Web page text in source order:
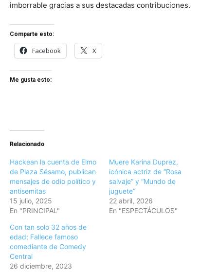
imborrable gracias a sus destacadas contribuciones.
Comparte esto:
Facebook X
Me gusta esto:
Relacionado
Hackean la cuenta de Elmo
de Plaza Sésamo, publican
mensajes de odio político y
antisemitas
15 julio, 2025
En "PRINCIPAL"
Muere Karina Duprez,
icónica actriz de “Rosa
salvaje” y “Mundo de
juguete”
22 abril, 2026
En "ESPECTÁCULOS"
Con tan solo 32 años de
edad; Fallece famoso
comediante de Comedy
Central
26 diciembre, 2023